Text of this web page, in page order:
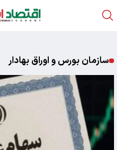
سازمان بورس و اوراق بهادار